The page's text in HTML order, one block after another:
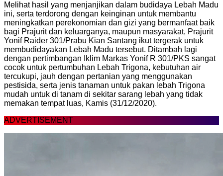
Melihat hasil yang menjanjikan dalam budidaya Lebah Madu
ini, serta terdorong dengan keinginan untuk membantu
meningkatkan perekonomian dan gizi yang bermanfaat baik
bagi Prajurit dan keluarganya, maupun masyarakat, Prajurit
Yonif Raider 301/Prabu Kian Santang ikut tergerak untuk
membudidayakan Lebah Madu tersebut. Ditambah lagi
dengan pertimbangan Iklim Markas Yonif R 301/PKS sangat
cocok untuk pertumbuhan Lebah Trigona, kebutuhan air
tercukupi, jauh dengan pertanian yang menggunakan
pestisida, serta jenis tanaman untuk pakan lebah Trigona
mudah untuk di tanam di sekitar sarang lebah yang tidak
memakan tempat luas, Kamis (31/12/2020).
ADVERTISEMENT